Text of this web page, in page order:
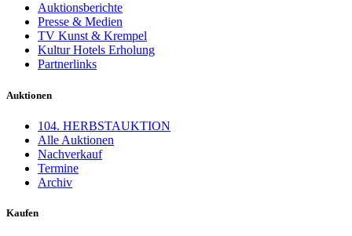
Auktionsberichte
Presse & Medien
TV Kunst & Krempel
Kultur Hotels Erholung
Partnerlinks
Auktionen
104. HERBSTAUKTION
Alle Auktionen
Nachverkauf
Termine
Archiv
Kaufen